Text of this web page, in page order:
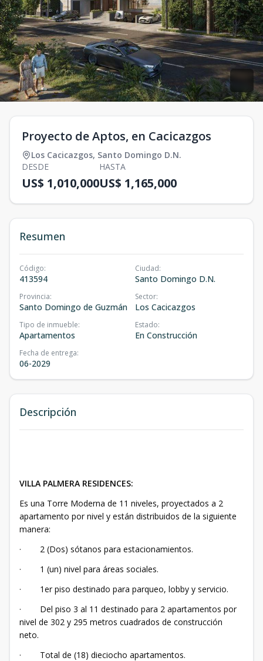
Proyecto de Aptos, en Cacicazgos
Los Cacicazgos, Santo Domingo D.N.
DESDE
US$ 1,010,000
HASTA
US$ 1,165,000
Resumen
Código:
413594
Ciudad:
Santo Domingo D.N.
Provincia:
Santo Domingo de Guzmán
Sector:
Los Cacicazgos
Tipo de inmueble:
Apartamentos
Estado:
En Construcción
Fecha de entrega:
06-2029
Descripción
VILLA PALMERA RESIDENCES:
Es una Torre Moderna de 11 niveles, proyectados a 2
apartamento por nivel y están distribuidos de la siguiente
manera:
· 2 (Dos) sótanos para estacionamientos.
· 1 (un) nivel para áreas sociales.
· 1er piso destinado para parqueo, lobby y servicio.
· Del piso 3 al 11 destinado para 2 apartamentos por
nivel de 302 y 295 metros cuadrados de construcción
neto.
· Total de (18) dieciocho apartamentos.